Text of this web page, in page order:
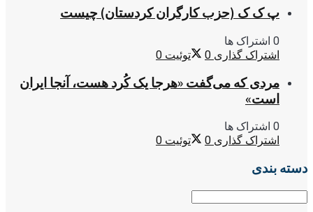
پ ک ک (حزب کارگران کردستان) چیست
0 اشتراک ها
اشتراک گذاری 0 توئیت 0
مردی که می‌گفت «هرجا یک کُرد هست، آنجا ایران
است»
0 اشتراک ها
اشتراک گذاری 0 توئیت 0
دسته بندی
دسته